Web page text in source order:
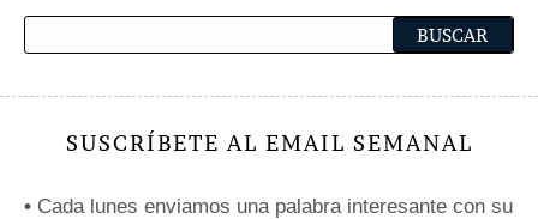
SUSCRÍBETE AL EMAIL SEMANAL
• Cada lunes enviamos una palabra interesante con su